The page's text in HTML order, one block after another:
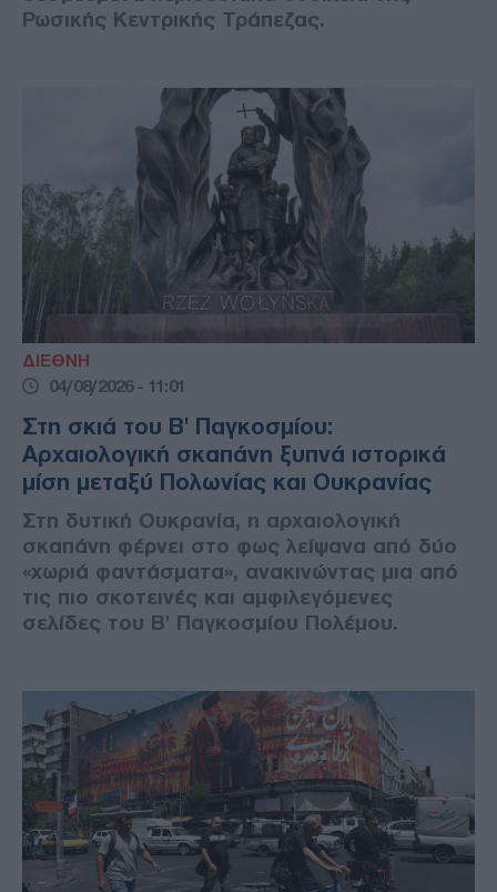
Ρωσικής Κεντρικής Τράπεζας.
ΔΙΕΘΝΗ
04/08/2026 - 11:01
Στη σκιά του Β' Παγκοσμίου:
Αρχαιολογική σκαπάνη ξυπνά ιστορικά
μίση μεταξύ Πολωνίας και Ουκρανίας
Στη δυτική Ουκρανία, η αρχαιολογική
σκαπάνη φέρνει στο φως λείψανα από δύο
«χωριά φαντάσματα», ανακινώντας μια από
τις πιο σκοτεινές και αμφιλεγόμενες
σελίδες του Β' Παγκοσμίου Πολέμου.